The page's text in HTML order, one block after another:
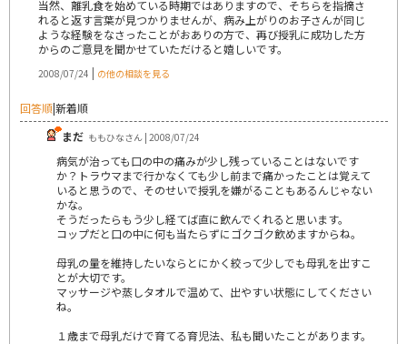
当然、離乳食を始めている時期ではありますので、そちらを指摘さ
れると返す言葉が見つかりませんが、病み上がりのお子さんが同じ
ような経験をなさったことがおありの方で、再び授乳に成功した方
からのご意見を聞かせていただけると嬉しいです。
2008/07/24 | の他の相談を見る
回答順|新着順
まだ ももひなさん | 2008/07/24
病気が治っても口の中の痛みが少し残っていることはないです
か？トラウマまで行かなくても少し前まで痛かったことは覚えて
いると思うので、そのせいで授乳を嫌がることもあるんじゃない
かな。
そうだったらもう少し経てば直に飲んでくれると思います。
コップだと口の中に何も当たらずにゴクゴク飲めますからね。
母乳の量を維持したいならとにかく絞って少しでも母乳を出すこ
とが大切です。
マッサージや蒸しタオルで温めて、出やすい状態にしてください
ね。
１歳まで母乳だけで育てる育児法、私も聞いたことがあります。